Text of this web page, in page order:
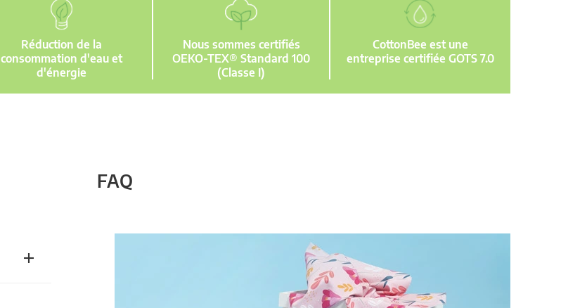
Réduction de la
consommation d'eau et
d'énergie
Nous sommes certifiés
OEKO-TEX® Standard 100
(Classe I)
CottonBee est une
entreprise certifiée GOTS 7.0
FAQ